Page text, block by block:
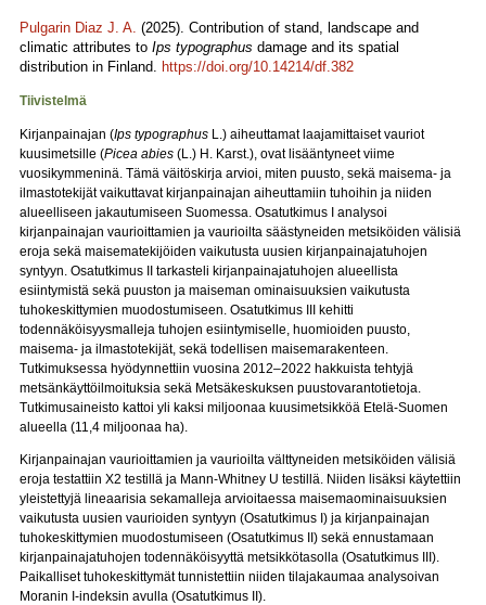
Pulgarin Diaz J. A. (2025). Contribution of stand, landscape and
climatic attributes to Ips typographus damage and its spatial
distribution in Finland. https://doi.org/10.14214/df.382
Tiivistelmä
Kirjanpainajan (Ips typographus L.) aiheuttamat laajamittaiset vauriot
kuusimetsille (Picea abies (L.) H. Karst.), ovat lisääntyneet viime
vuosikymmeninä. Tämä väitöskirja arvioi, miten puusto, sekä maisema- ja
ilmastotekijät vaikuttavat kirjanpainajan aiheuttamiin tuhoihin ja niiden
alueelliseen jakautumiseen Suomessa. Osatutkimus I analysoi
kirjanpainajan vaurioittamien ja vaurioilta säästyneiden metsiköiden välisiä
eroja sekä maisematekijöiden vaikutusta uusien kirjanpainajatuhojen
syntyyn. Osatutkimus II tarkasteli kirjanpainajatuhojen alueellista
esiintymistä sekä puuston ja maiseman ominaisuuksien vaikutusta
tuhokeskittymien muodostumiseen. Osatutkimus III kehitti
todennäköisyysmalleja tuhojen esiintymiselle, huomioiden puusto,
maisema- ja ilmastotekijät, sekä todellisen maisemarakenteen.
Tutkimuksessa hyödynnettiin vuosina 2012–2022 hakkuista tehtyjä
metsänkäyttöilmoituksia sekä Metsäkeskuksen puustovarantotietoja.
Tutkimusaineisto kattoi yli kaksi miljoonaa kuusimetsikköä Etelä-Suomen
alueella (11,4 miljoonaa ha).
Kirjanpainajan vaurioittamien ja vaurioilta välttyneiden metsiköiden välisiä
eroja testattiin Χ2 testillä ja Mann-Whitney U testillä. Niiden lisäksi käytettiin
yleistettyjä lineaarisia sekamalleja arvioitaessa maisemaominaisuuksien
vaikutusta uusien vaurioiden syntyyn (Osatutkimus I) ja kirjanpainajan
tuhokeskittymien muodostumiseen (Osatutkimus II) sekä ennustamaan
kirjanpainajatuhojen todennäköisyyttä metsikkötasolla (Osatutkimus III).
Paikalliset tuhokeskittymät tunnistettiin niiden tilajakaumaa analysoivan
Moranin I-indeksin avulla (Osatutkimus II).